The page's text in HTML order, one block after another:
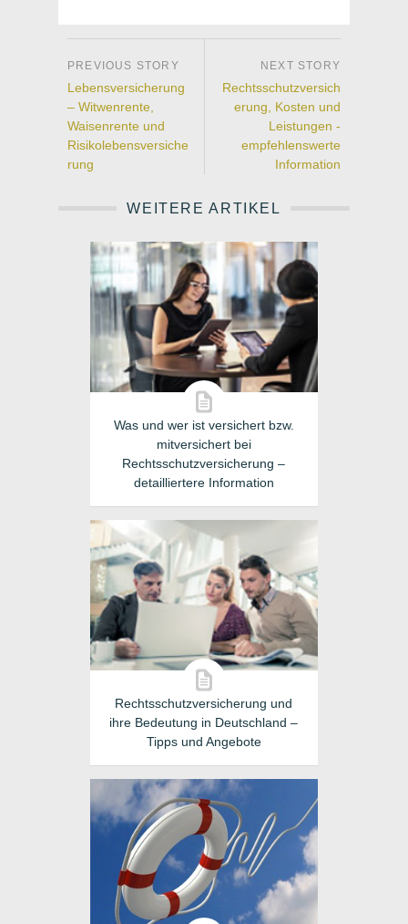
Lebensversicherung
– Witwenrente,
Waisenrente und
Risikolebensversiche
rung
Rechtsschutzversich
erung, Kosten und
Leistungen -
empfehlenswerte
Information
WEITERE ARTIKEL
Was und wer ist versichert bzw.
mitversichert bei
Rechtsschutzversicherung –
detailliertere Information
Rechtsschutzversicherung und
ihre Bedeutung in Deutschland –
Tipps und Angebote